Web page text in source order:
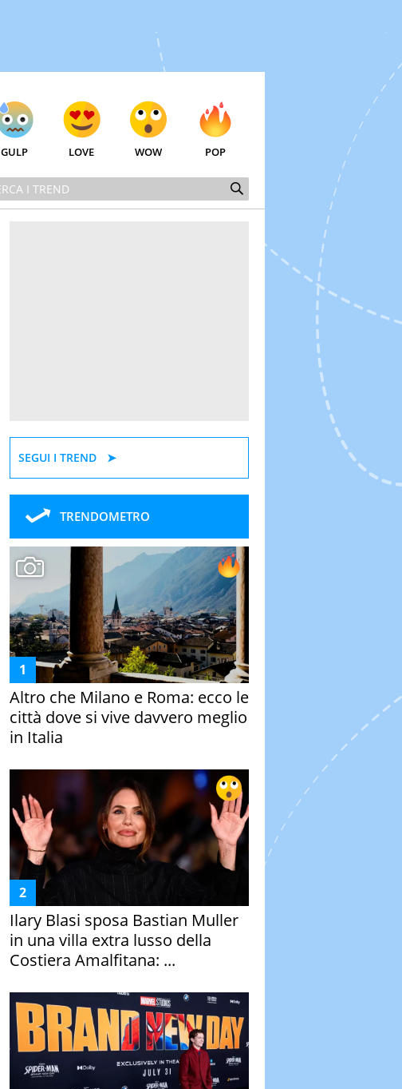
GULP LOVE WOW POP
SEGUI I TREND
TRENDOMETRO
Altro che Milano e Roma: ecco le
città dove si vive davvero meglio
in Italia
Ilary Blasi sposa Bastian Muller
in una villa extra lusso della
Costiera Amalfitana: ...